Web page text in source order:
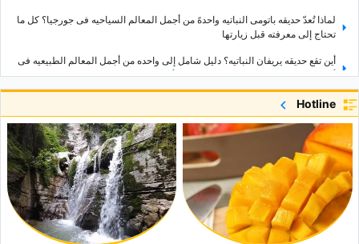
لماذا تُعدّ حدیقه باتومی النباتیه واحدهً من أجمل المعالم السیاحیه فی جورجیا؟ کل ما
تحتاج إلى معرفته قبل زیارتها
أین تقع حدیقه یریفان النباتیه؟ دلیل شامل إلى واحده من أجمل المعالم الطبیعیه فی
أرمینیا، بما فی ذلک الاتجاهات والمرافق وأفضل وقت للزیاره
تم الکشف عن أکثر امرأه جاذبیه فی العالم
التزاوج المتواصل قد یکون سببًا فی موت حیوانات الکوول فی سن مبکره
السعودیه وترکیا وباکستان تشکّل تحالفًا جدیدًا: هل ینبغی لإیران أن تشعر بالقلق إزاء
هذا الاتفاق المثیر للجدل؟
لماذا یرید بعض الناس أن یظلّ تهدید الحرب معلّقًا فوق إیران؟
کیفیه إعداد شوربه الطماطم والجبن: طبق دافئ ومغذٍ کمقبلات
Hotline